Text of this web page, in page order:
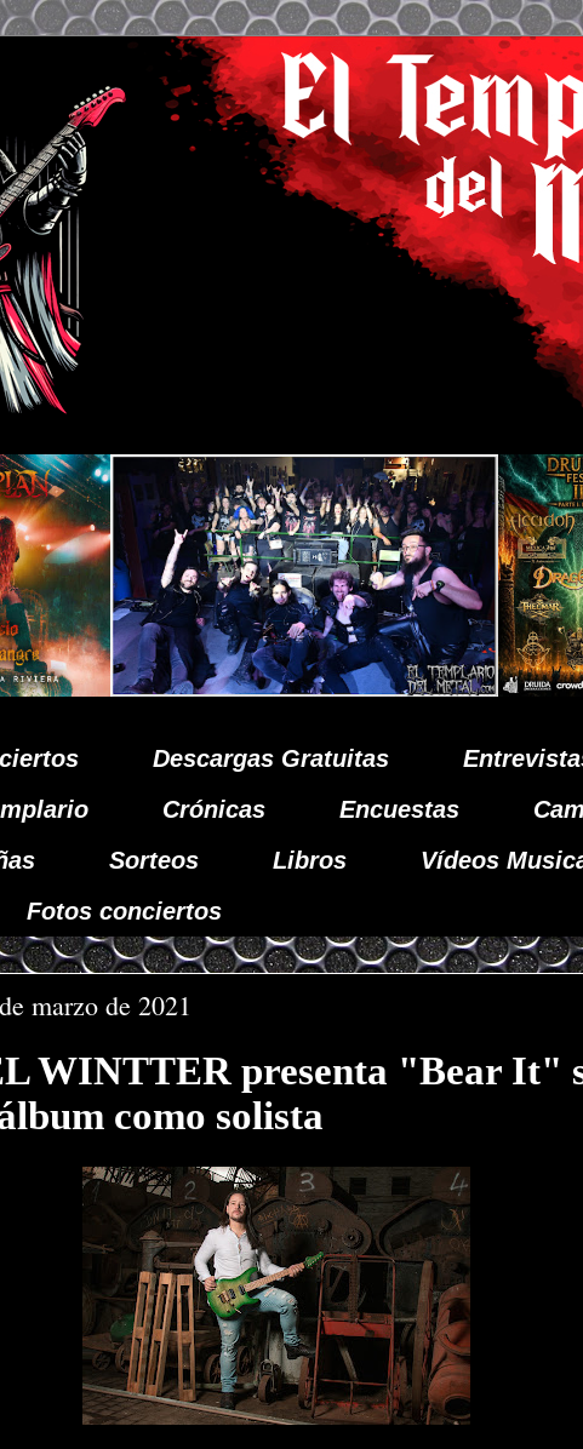
Descargas Gratuitas
Crónicas Encuestas
Sorteos Libros Vídeos
Fotos conciertos
marzo de 2021
WINTTER presenta "Bear It"
como solista